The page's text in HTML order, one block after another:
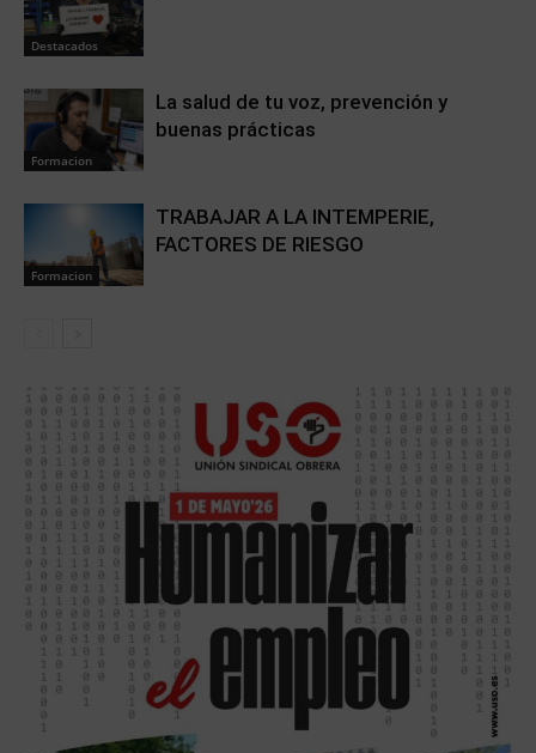
Destacados
Formacion
La salud de tu voz, prevención y
buenas prácticas
Formacion
TRABAJAR A LA INTEMPERIE,
FACTORES DE RIESGO